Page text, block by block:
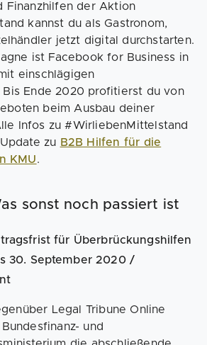
Finanzhilfen der Aktion
kannst du als Gastronom,
jetzt digital durchstarten.
ist Facebook for Business in
einschlägigen
Bis Ende 2020 profitierst du von
beim Ausbau deiner
Infos zu #WirliebenMittelstand
zu B2B Hilfen für die
KMU.
sonst noch passiert ist
für Überbrückungshilfen
30. September 2020 /
Legal Tribune Online
und